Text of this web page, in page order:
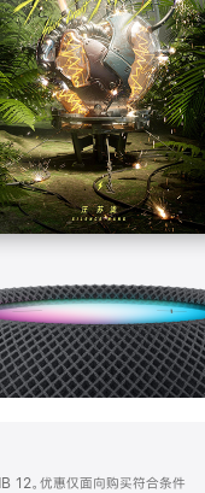
12。优惠仅面向购买符合条件